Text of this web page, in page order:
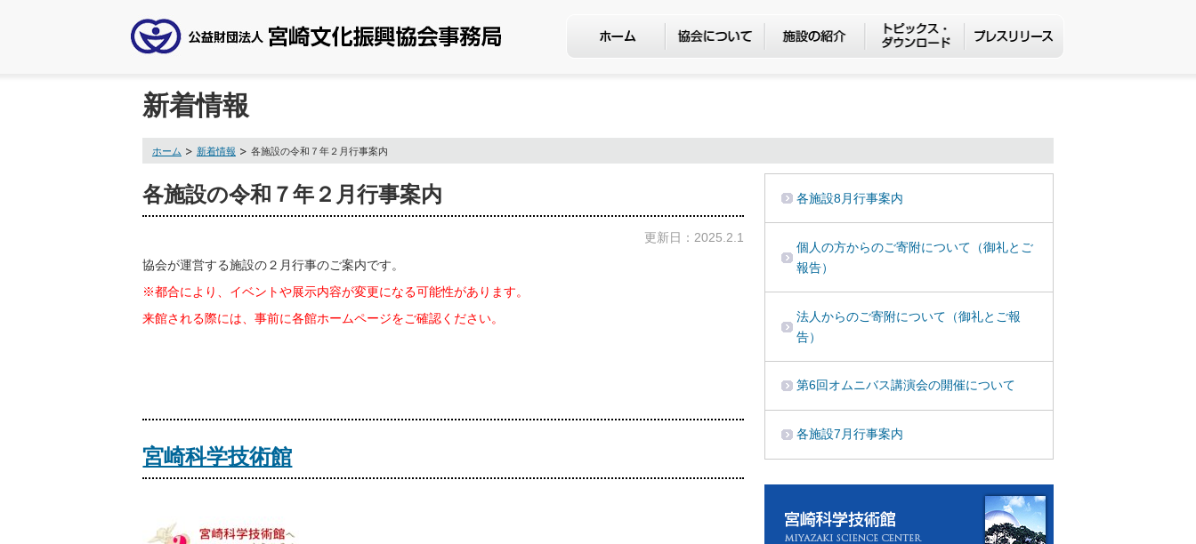
新着情報
ホーム 新着情報 各施設の令和７年２月行事案内
各施設の令和７年２月行事案内
更新日：2025.2.1
協会が運営する施設の２月行事のご案内です。
※都合により、イベントや展示内容が変更になる可能性があります。
来館される際には、事前に各館ホームページをご確認ください。
宮崎科学技術館
各施設8月行事案内
個人の方からのご寄附について（御礼とご
報告）
法人からのご寄附について（御礼とご報
告）
第6回オムニバス講演会の開催について
各施設7月行事案内